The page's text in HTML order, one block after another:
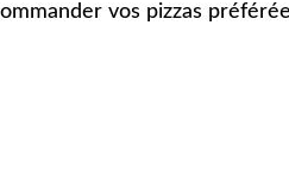
vos pizzas